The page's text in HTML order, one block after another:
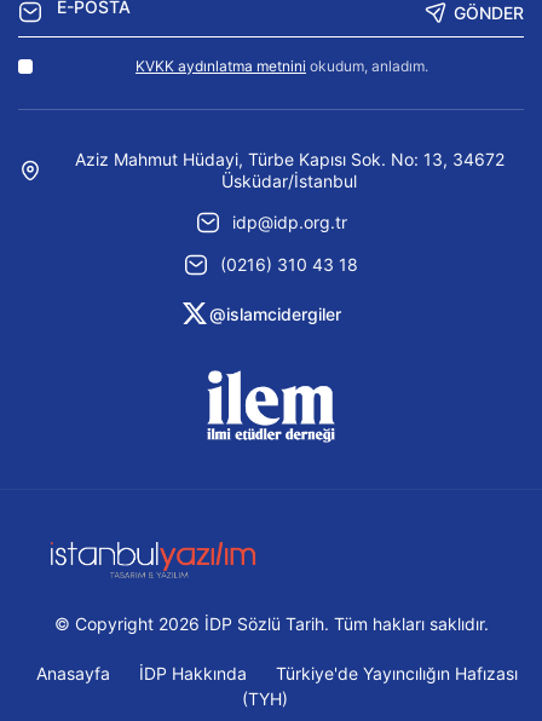
GÖNDER
KVKK aydınlatma metnini okudum, anladım.
Aziz Mahmut Hüdayi, Türbe Kapısı Sok. No: 13, 34672
Üsküdar/İstanbul
idp@idp.org.tr
(0216) 310 43 18
@islamcidergiler
© Copyright 2026 İDP Sözlü Tarih. Tüm hakları saklıdır.
Anasayfa İDP Hakkında
Türkiye'de Yayıncılığın Hafızası
(TYH)